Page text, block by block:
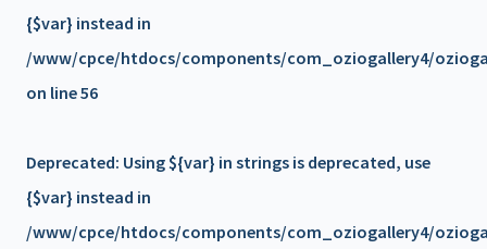
Feriado 9 de Julio
Nuevo servicio - PLATAFORMA DE FORMACION/a>
{$var} instead in
/www/cpce/htdocs/components/com_oziogallery4/
on line56
Deprecated: Using ${var} in strings is deprecated, use
{$var} instead in
/www/cpce/htdocs/components/com_oziogallery4/